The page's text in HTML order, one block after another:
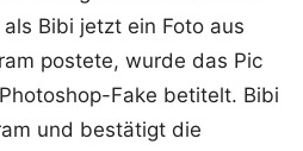
Bibi jetzt ein Foto aus
postete, wurde das Pic
Fake betitelt. Bibi
und bestätigt die